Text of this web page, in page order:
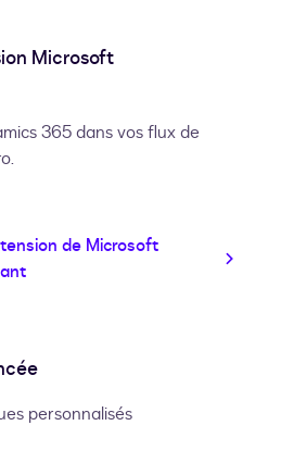
Microsoft
365 dans vos flux de
de Microsoft
personnalisés